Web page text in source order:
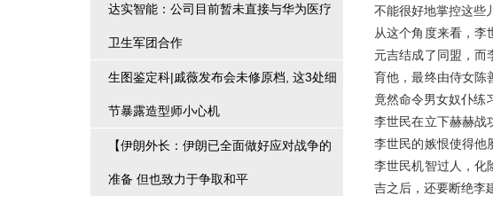
达实智能：公司目前暂未直接与华为医疗
卫生军团合作
生图鉴定科|戚薇发布会未修原档, 这3处细
节暴露造型师小心机
【伊朗外长：伊朗已全面做好应对战争的
准备 但也致力于争取和平
不能很好地掌控这些
从这个角度来看，
元吉结成了同盟，而
育他，最终由侍女陈
竟然命令男女奴仆练
李世民在立下赫赫战
李世民的嫉恨使得他
李世民机智过人，化
吉之后，还要断绝李